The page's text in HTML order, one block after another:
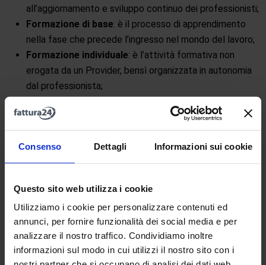
Consenso Dettagli Informazioni sui cookie
Questo sito web utilizza i cookie
Utilizziamo i cookie per personalizzare contenuti ed
annunci, per fornire funzionalità dei social media e per
analizzare il nostro traffico. Condividiamo inoltre
informazioni sul modo in cui utilizzi il nostro sito con i
all’aggiornamento e sviluppo continuo dei professionisti;
Formazione di base: è il processo di apprendimento
nella fase che precede l’ingresso nel mondo del lavoro;
Formazione individuale: è l’attività formativa non
erogata da un Provider, bensì organizzata in autonomia
dal professionista;
sviluppare competenze adeguate per ruoli di alto
profilo professionale;
Formazione post base : è l’attività svolta per
migliorare le competenze e le abilità derivate dalla
Formazione residenziale: è l’attività che prevede la
presenza simultanea dei discenti e di docenti in
ambiente formativo strutturato;
Formazione sul campo : è l’attività svolta nel contesto
lavorativo, nel corso della quale si replicano/simulano o